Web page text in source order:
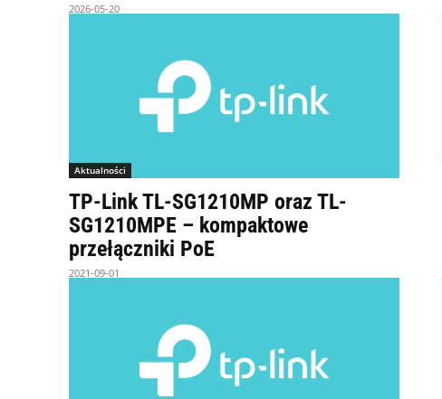
2026-05-20
Aktualności
TP-Link TL-SG1210MP oraz TL-
SG1210MPE – kompaktowe
przełączniki PoE
2021-09-01